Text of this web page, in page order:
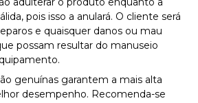
pois isso a anulará. O cliente será
e quaisquer danos ou mau
possam resultar do manuseio
genuínas garantem a mais alta
desempenho. Recomenda-se